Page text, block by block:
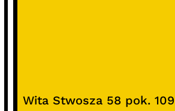
Wita Stwosza 58 pok. 109